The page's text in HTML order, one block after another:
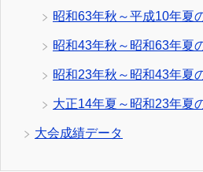
昭和63年秋～平成10年夏
昭和43年秋～昭和63年夏
昭和23年秋～昭和43年夏
大正14年夏～昭和23年夏
大会成績データ